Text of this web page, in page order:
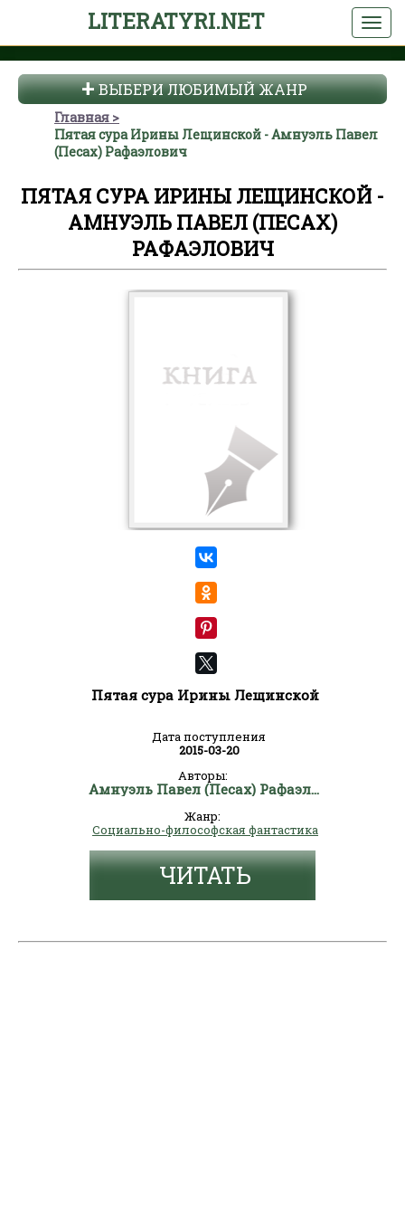
LITERATYRI.NET
ВЫБЕРИ ЛЮБИМЫЙ ЖАНР
Главная
Пятая сура Ирины Лещинской - Амнуэль Павел
(Песах) Рафаэлович
ПЯТАЯ СУРА ИРИНЫ ЛЕЩИНСКОЙ -
АМНУЭЛЬ ПАВЕЛ (ПЕСАХ)
РАФАЭЛОВИЧ
Пятая сура Ирины Лещинской
Дата поступления
2015-03-20
Авторы:
Амнуэль Павел (Песах) Рафаэлович
Жанр:
Социально-философская фантастика
ЧИТАТЬ